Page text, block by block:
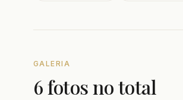
GALERIA
6 fotos no total